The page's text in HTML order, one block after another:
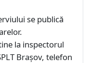
se publică
la inspectorul
Brașov, telefon